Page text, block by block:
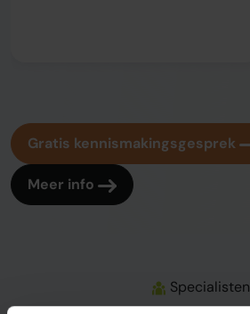
Gratis kennismakingsgesprek
Meer info
Specialisten